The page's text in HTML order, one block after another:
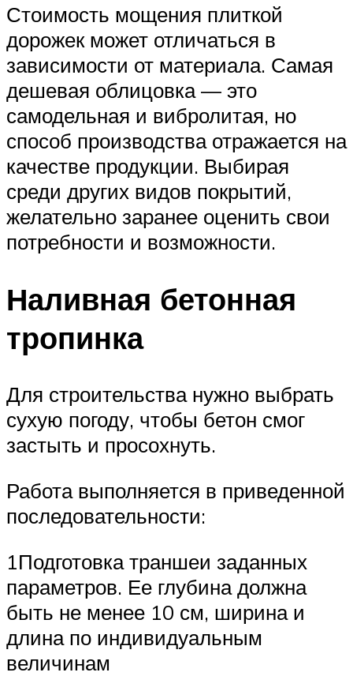
Стоимость мощения плиткой
дорожек может отличаться в
зависимости от материала. Самая
дешевая облицовка — это
самодельная и вибролитая, но
способ производства отражается на
качестве продукции. Выбирая
среди других видов покрытий,
желательно заранее оценить свои
потребности и возможности.
Наливная бетонная
тропинка
Для строительства нужно выбрать
сухую погоду, чтобы бетон смог
застыть и просохнуть.
Работа выполняется в приведенной
последовательности:
1Подготовка траншеи заданных
параметров. Ее глубина должна
быть не менее 10 см, ширина и
длина по индивидуальным
величинам